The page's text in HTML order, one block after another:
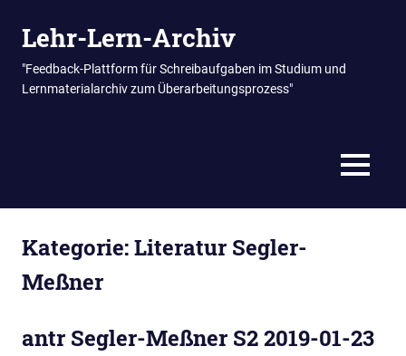
InhaltLehr-Lern-Archiv
"Feedback-Plattform für Schreibaufgaben im Studium und
Lernmaterialarchiv zum Überarbeitungsprozess"
MENÜ
Kategorie:Literatur Segler-
Meßner
antr Segler-Meßner S2 2019-01-23